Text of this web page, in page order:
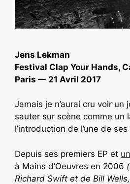
Jens Lekman
Festival Clap Your Hands,
Paris — 21 Avril 2017
Jamais je n’aurai cru voir un
sauter sur scène comme un
l’introduction de l’une de
Depuis ses premiers EP et
à Mains d’Oeuvres en 2006
Richard Swift et de Bill